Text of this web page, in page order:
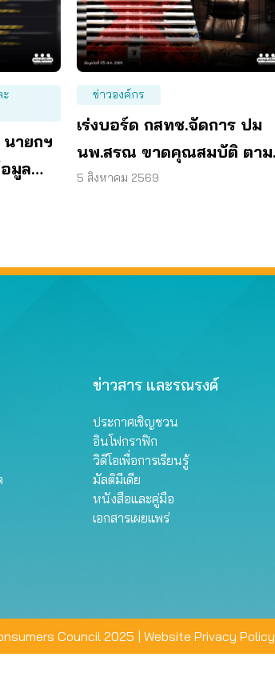
ายกฯ
มูล
ข่าวองค์กร
เร่งบอร์ด กสทช.จัดการ ปม
นพ.สรณ ขาดคุณสมบัติ ตาม
มติกรรมการสรรหา
5 สิงหาคม 2569
ข่าวสาร และรณรงค์
ประกาศเชิญชวน
อินโฟกราฟิก
วิดีโอเพื่อการเรียนรู้
มัลติมีเดีย
หนังสือและคู่มือ
เอกสารเผยแพร่
Council 2025 | Website Privacy Policy